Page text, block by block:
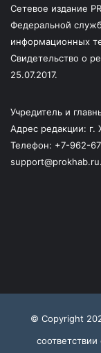
Сетевое издание
Федеральной
информационных
Свидетельство о
25.07.2017.
Учредитель и
Адрес редакции: г.
Телефон: +7-962-
support@prokhab.ru.
© Copyright